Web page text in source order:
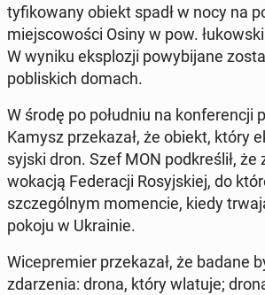
ty­fi­ko­wa­ny obiekt spadł w nocy na
miej­sco­wo­ści Osiny w pow.
W wyniku eks­plo­zji po­wy­bi­ja­ne
po­bli­skich domach.
W środę po po­łu­dniu na kon­fe­ren­cji
Kamysz prze­ka­zał, że obiekt, który
syj­ski dron. Szef MON pod­kre­ślił,
wo­ka­cją Fe­de­ra­cji Ro­syj­skiej, do
szcze­gól­nym mo­men­cie, kiedy
pokoju w Ukra­inie.
Wi­ce­pre­mier prze­ka­zał, że badane
zda­rze­nia: drona, który wlatuje;